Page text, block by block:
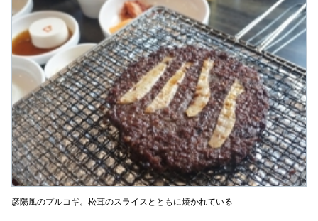
彦陽風のプルコギ。松茸のスライスとともに焼かれている